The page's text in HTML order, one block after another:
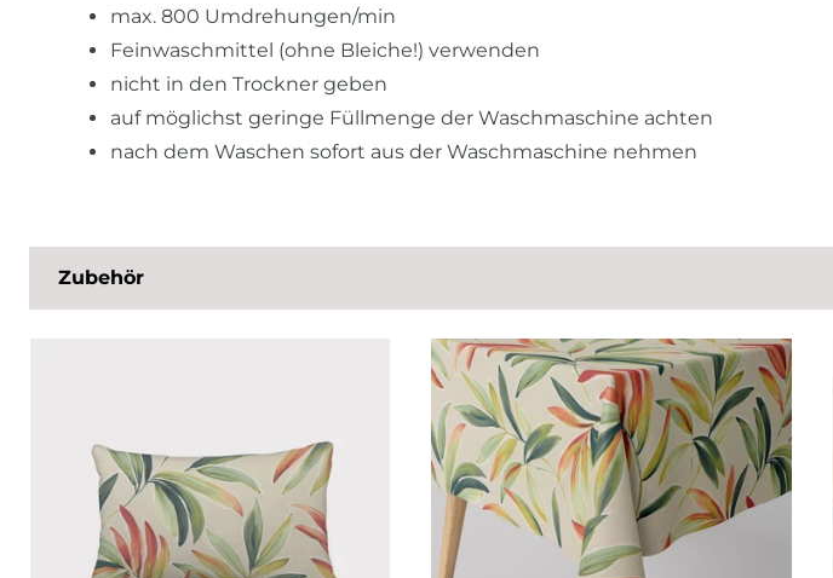
max. 800 Umdrehungen/min
Feinwaschmittel (ohne Bleiche!) verwenden
nicht in den Trockner geben
auf möglichst geringe Füllmenge der Waschmaschine achten
nach dem Waschen sofort aus der Waschmaschine nehmen
Zubehör